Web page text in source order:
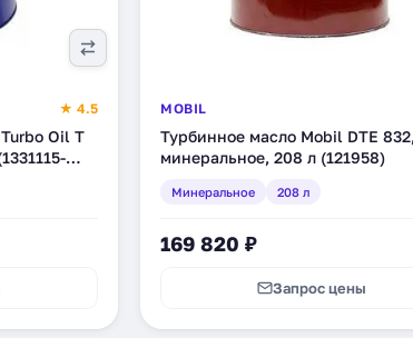
★ 4.5
Oil T
MOBIL
Турбинное масло Mobil DTE 832,
минеральное, 208 л (121958)
Минеральное 208 л
169 820 ₽
Запрос цены